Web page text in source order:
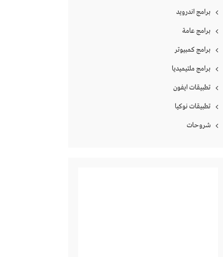
برامج اندرويد
برامج عامة
برامج كمبيوتر
برامج ملتيميديا
تطبيقات ايفون
تطبيقات نوكيا
شروحات